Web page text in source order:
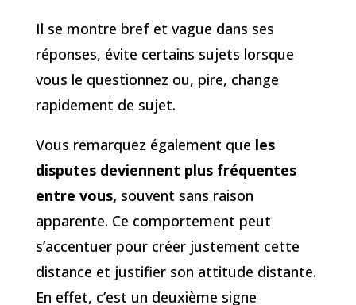
Il se montre bref et vague dans ses
réponses, évite certains sujets lorsque
vous le questionnez ou, pire, change
rapidement de sujet.
Vous remarquez également que les
disputes deviennent plus fréquentes
entre vous, souvent sans raison
apparente. Ce comportement peut
s’accentuer pour créer justement cette
distance et justifier son attitude distante.
En effet, c’est un deuxième signe